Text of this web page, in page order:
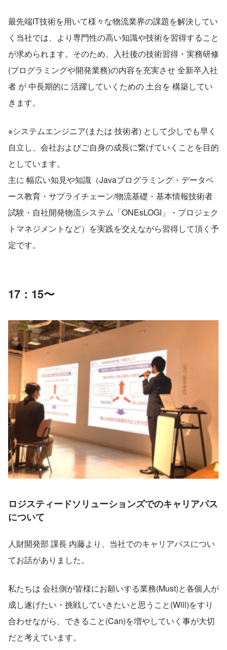
最先端IT技術を用いて様々な物流業界の課題を解決してい
く当社では、より専門性の高い知識や技術を習得すること
が求められます。そのため、入社後の技術習得・実務研修
(プログラミングや開発業務)の内容を充実させ 全新卒入社
者 が 中長期的に 活躍していくための 土台を 構築してい
きます。
※システムエンジニア(または 技術者) として少しでも早く
自立し、会社およびご自身の成長に繋げていくことを目的
としています。
主に 幅広い知見や知識（Javaプログラミング・データベ
ース教育・サプライチェーン/物流基礎・基本情報技術者
試験・自社開発物流システム「ONEsLOGI」・プロジェク
トマネジメントなど）を実践を交えながら習得して頂く予
定です。
17：15〜
ロジスティードソリューションズでのキャリアパス
について
人財開発部 課長 内藤より、当社でのキャリアパスについ
てお話がありました。
私たちは 会社側が皆様にお願いする業務(Must)と各個人が
成し遂げたい・挑戦していきたいと思うこと(Will)をすり
合わせながら、できること(Can)を増やしていく事が大切
だと考えています。